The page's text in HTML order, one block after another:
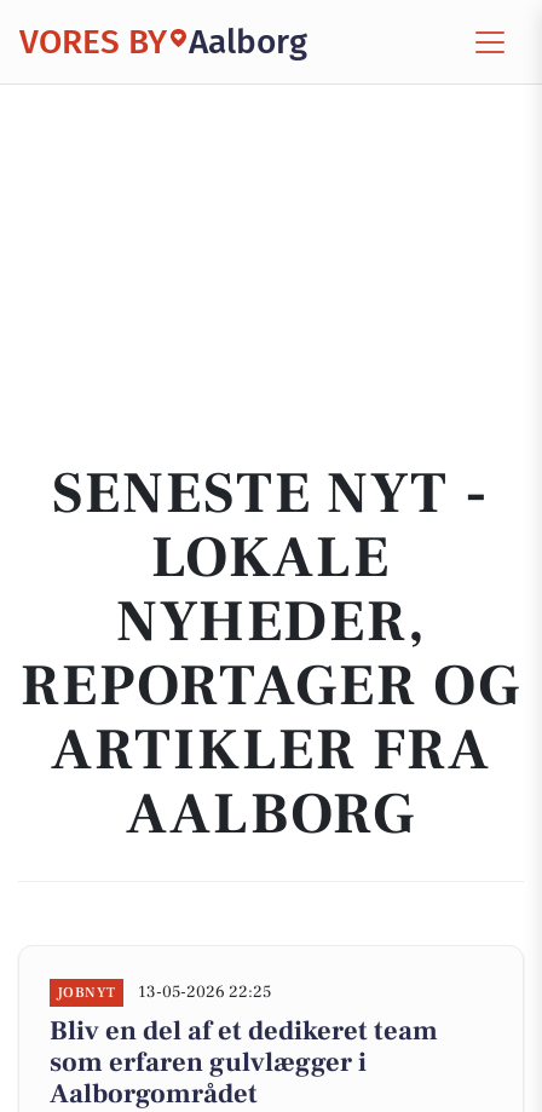
VORES BY Aalborg
SENESTE NYT -
LOKALE
NYHEDER,
REPORTAGER OG
ARTIKLER FRA
AALBORG
JOBNYT 13-05-2026 22:25
Bliv en del af et dedikeret team
som erfaren gulvlægger i
Aalborgområdet